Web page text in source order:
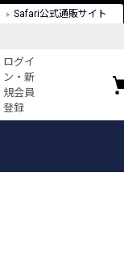
Safari公式通販サイト
ログイ
ン・新
規会員
登録
お気